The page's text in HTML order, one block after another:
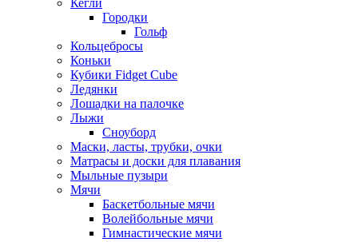
Кегли
Городки
Гольф
Кольцебросы
Коньки
Кубики Fidget Cube
Ледянки
Лошадки на палочке
Лыжи
Сноуборд
Маски, ласты, трубки, очки
Матрасы и доски для плавания
Мыльные пузыри
Мячи
Баскетбольные мячи
Волейбольные мячи
Гимнастические мячи